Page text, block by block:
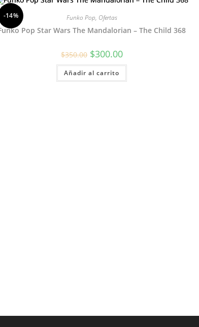
-14% Funko Pop, Ofertas
Pop Star Wars The Mandalorian – The Child 368
$350.00 El
precio
original
era:
$350.00.
$300.00El
precio
actual
$300.00.
Añadir al carrito